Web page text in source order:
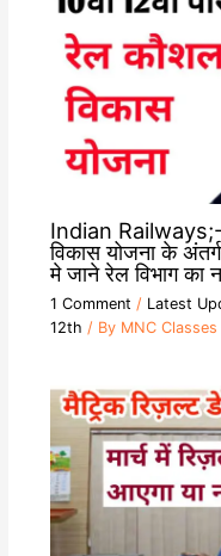
Indian Railways;-
विकास योजना के
मे जाने रेल विभाग का
1 Comment / Latest
12th / By MNC Classes